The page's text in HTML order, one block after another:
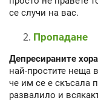
се случи на вас.
Пропадане
Депресираните хора
най-простите неща
че им се е скъсала
развалило и